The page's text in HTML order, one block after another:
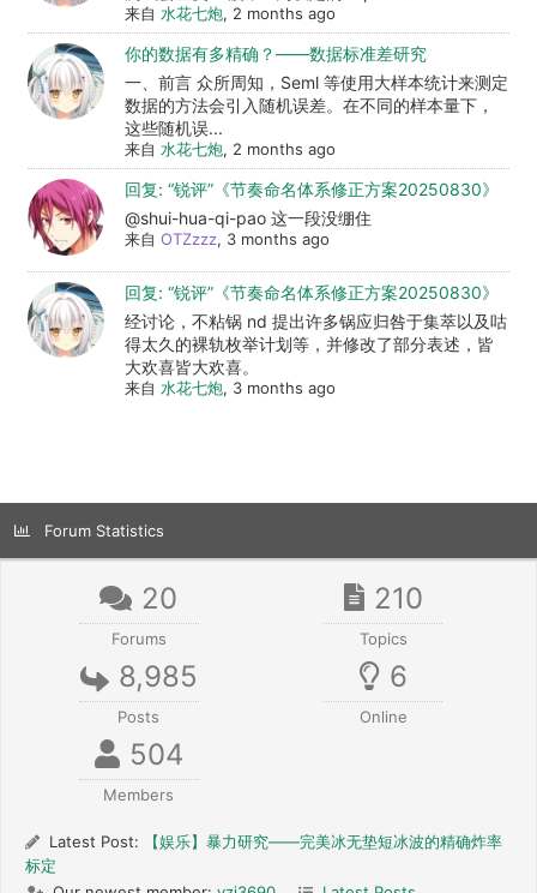
来自 水花七炮, 2 months ago
你的数据有多精确？——数据标准差研究
一、前言 众所周知，Seml 等使用大样本统计来测定
数据的方法会引入随机误差。在不同的样本量下，
这些随机误...
来自 水花七炮, 2 months ago
回复: “锐评”《节奏命名体系修正方案20250830》
@shui-hua-qi-pao 这一段没绷住
来自 OTZzzz, 3 months ago
回复: “锐评”《节奏命名体系修正方案20250830》
经讨论，不粘锅 nd 提出许多锅应归咎于集萃以及咕
得太久的裸轨枚举计划等，并修改了部分表述，皆
大欢喜皆大欢喜。
来自 水花七炮, 3 months ago
Forum Statistics
20
Forums
210
Topics
8,985
Posts
6
Online
504
Members
Latest Post:
【娱乐】暴力研究——完美冰无垫短冰波的精确炸率
标定